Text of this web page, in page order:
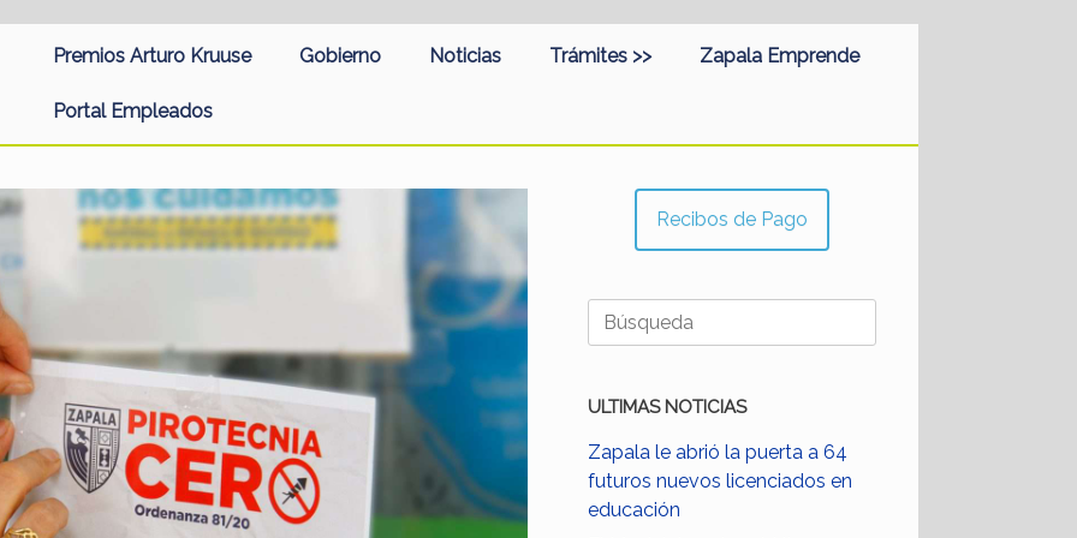
Premios Arturo Kruuse Gobierno Noticias Trámites >> Zapala Emprende
Portal Empleados
Recibos de Pago
Buscar:
ULTIMAS NOTICIAS
Zapala le abrió la puerta a 64
futuros nuevos licenciados en
educación